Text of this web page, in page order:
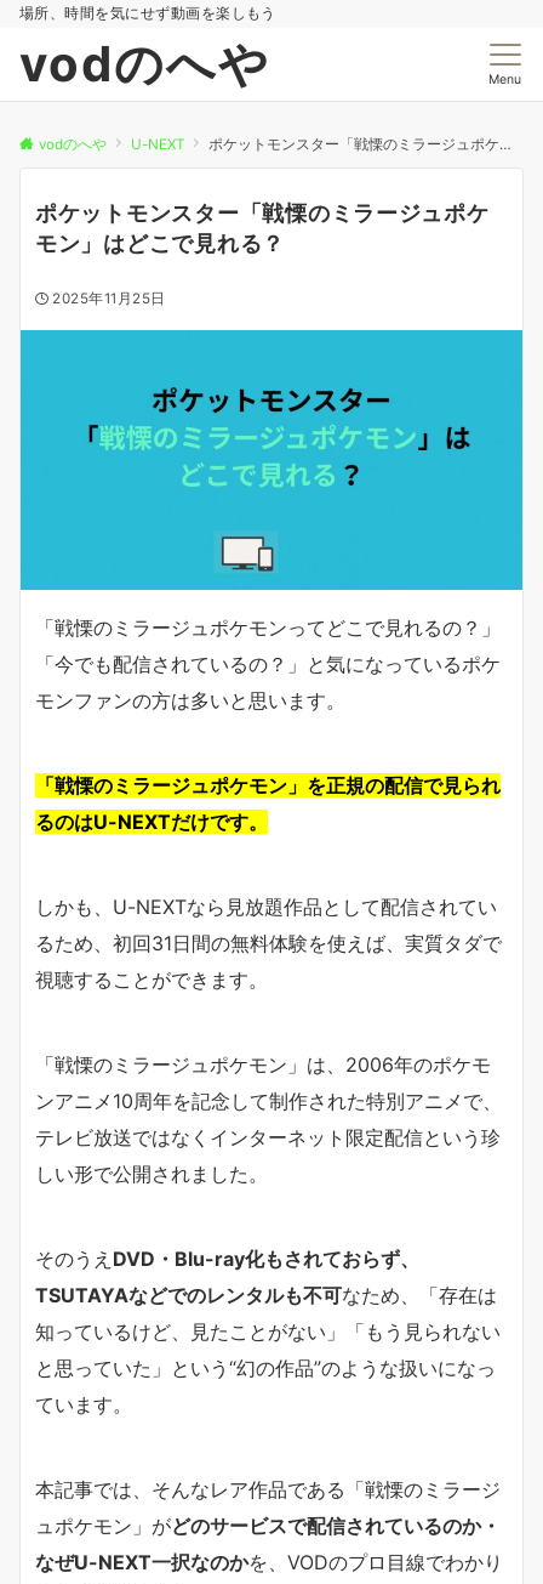
場所、時間を気にせず動画を楽しもう
vodのへや Menu
vodのへや U-NEXT ポケットモンスター「戦慄のミラージュポケモン」はどこで見れる？
ポケットモンスター「戦慄のミラージュポケ
モン」はどこで見れる？
2025年11月25日
「戦慄のミラージュポケモンってどこで見れるの？」
「今でも配信されているの？」と気になっているポケ
モンファンの方は多いと思います。
「戦慄のミラージュポケモン」を正規の配信で見られ
るのはU-NEXTだけです。
しかも、U-NEXTなら見放題作品として配信されてい
るため、初回31日間の無料体験を使えば、実質タダで
視聴することができます。
「戦慄のミラージュポケモン」は、2006年のポケモ
ンアニメ10周年を記念して制作された特別アニメで、
テレビ放送ではなくインターネット限定配信という珍
しい形で公開されました。
そのうえ DVD・Blu-ray化もされておらず、
TSUTAYAなどでのレンタルも不可なため、「存在は
知っているけど、見たことがない」「もう見られない
と思っていた」という“幻の作品”のような扱いになっ
ています。
本記事では、そんなレア作品である「戦慄のミラージ
ュポケモン」がどのサービスで配信されているのか・
なぜU-NEXT一択なのかを、VODのプロ目線でわかり